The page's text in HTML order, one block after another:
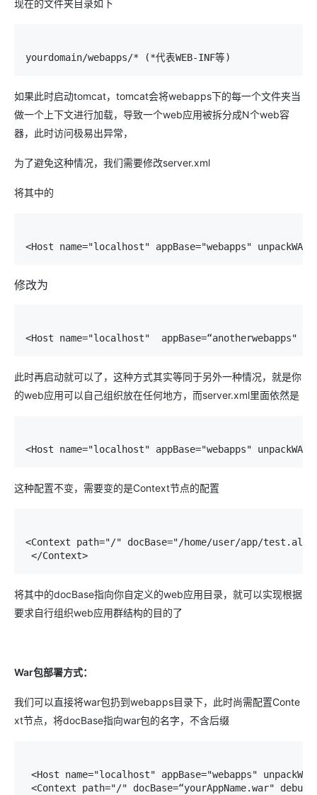
现在的文件夹目录如下
yourdomain/webapps/* (*代表WEB-INF等)
如果此时启动tomcat，tomcat会将webapps下的每一个文件夹当
做一个上下文进行加载，导致一个web应用被拆分成N个web容
器，此时访问极易出异常，
为了避免这种情况，我们需要修改server.xml
将其中的
<Host name="localhost" appBase="webapps"
修改为
<Host name="localhost"  appBase=“anotherwebapps"
此时再启动就可以了，这种方式其实等同于另外一种情况，就是你
的web应用可以自己组织放在任何地方，而server.xml里面依然是
<Host name="localhost" appBase="webapps"
这种配置不变，需要变的是Context节点的配置
<Context path="/" docBase="/home/user/app/
</Context>
将其中的docBase指向你自定义的web应用目录，就可以实现根据
要求自行组织web应用群结构的目的了
War包部署方式：
我们可以直接将war包扔到webapps目录下，此时尚需配置Conte
xt节点，将docBase指向war包的名字，不含后缀
<Host name="localhost" appBase="webapps"
<Context path="/" docBase=“yourAppName.war"